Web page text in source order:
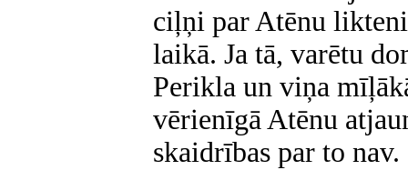
ciļņi par Atēnu
laikā. Ja tā, varētu
Perikla un viņa
vērienīgā Atēnu
skaidrības par to nav.